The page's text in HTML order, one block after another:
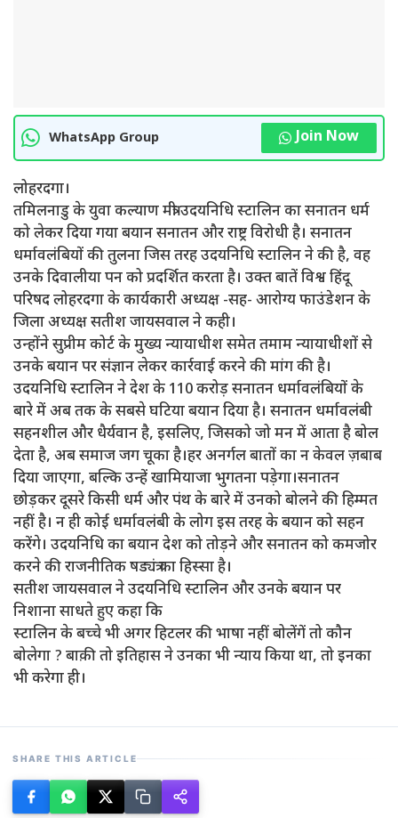
WhatsApp Group Join Now
लोहरदगा।
तमिलनाडु के युवा कल्याण मंत्री उदयनिधि स्टालिन का सनातन धर्म
को लेकर दिया गया बयान सनातन और राष्ट्र विरोधी है। सनातन
धर्मावलंबियों की तुलना जिस तरह उदयनिधि स्टालिन ने की है, वह
उनके दिवालीया पन को प्रदर्शित करता है। उक्त बातें विश्व हिंदू
परिषद लोहरदगा के कार्यकारी अध्यक्ष -सह- आरोग्य फाउंडेशन के
जिला अध्यक्ष सतीश जायसवाल ने कही।
उन्होंने सुप्रीम कोर्ट के मुख्य न्यायाधीश समेत तमाम न्यायाधीशों से
उनके बयान पर संज्ञान लेकर कार्रवाई करने की मांग की है।
उदयनिधि स्टालिन ने देश के 110 करोड़ सनातन धर्मावलंबियों के
बारे में अब तक के सबसे घटिया बयान दिया है। सनातन धर्मावलंबी
सहनशील और धैर्यवान है, इसलिए, जिसको जो मन में आता है बोल
देता है, अब समाज जग चूका है।हर अनर्गल बातों का न केवल ज़बाब
दिया जाएगा, बल्कि उन्हें खामियाजा भुगतना पड़ेगा।सनातन
छोड़कर दूसरे किसी धर्म और पंथ के बारे में उनको बोलने की हिम्मत
नहीं है। न ही कोई धर्मावलंबी के लोग इस तरह के बयान को सहन
करेंगे। उदयनिधि का बयान देश को तोड़ने और सनातन को कमजोर
करने की राजनीतिक षड्यंत्र का हिस्सा है।
सतीश जायसवाल ने उदयनिधि स्टालिन और उनके बयान पर
निशाना साधते हुए कहा कि
स्टालिन के बच्चे भी अगर हिटलर की भाषा नहीं बोलेंगें तो कौन
बोलेगा ? बाक़ी तो इतिहास ने उनका भी न्याय किया था, तो इनका
भी करेगा ही।
SHARE THIS ARTICLE